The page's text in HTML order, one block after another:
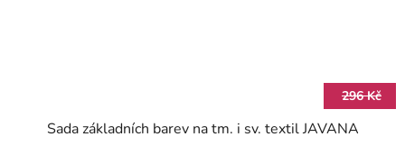
296 Kč
Sada základních barev na tm. i sv. textil JAVANA